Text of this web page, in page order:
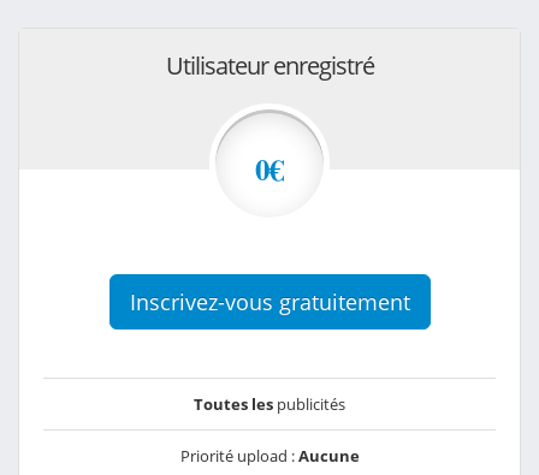
Utilisateur enregistré
0€
Inscrivez-vous gratuitement
Toutes les publicités
Priorité upload :Aucune